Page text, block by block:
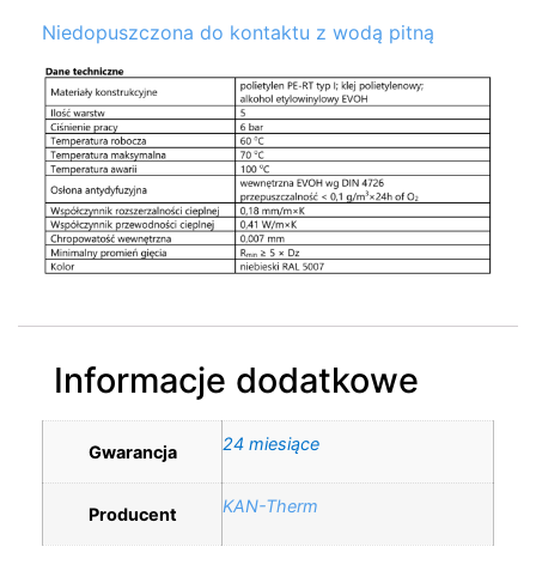
Niedopuszczona do kontaktu z wodą pitną
Informacje dodatkowe
Gwarancja 24 miesiące
Producent KAN-Therm